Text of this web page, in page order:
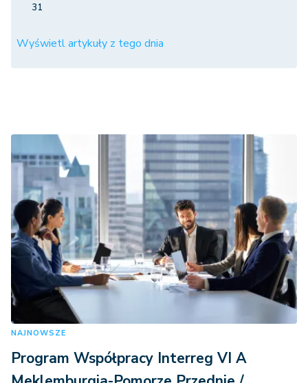
31
Wyświetl artykuły z tego dnia
NAJNOWSZE
Program Współpracy Interreg VI A